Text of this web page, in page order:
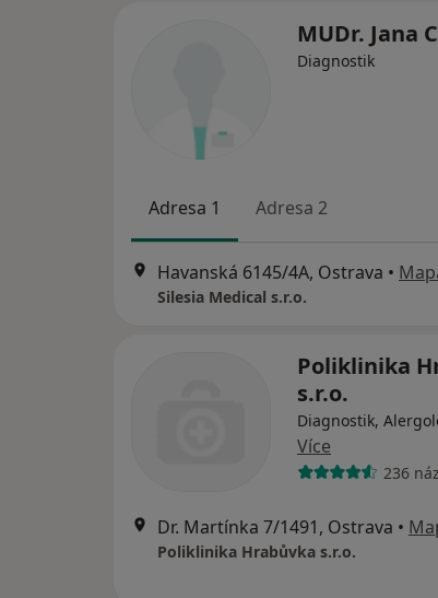
MUDr. Jana
Diagnostik
Adresa 1 Adresa 2
Havanská 6145/4A, Ostrava •
Silesia Medical s.r.o.
Poliklinika
s.r.o.
Diagnostik,
Více
236
Dr. Martínka 7/1491, Ostrava •
Poliklinika Hrabůvka s.r.o.